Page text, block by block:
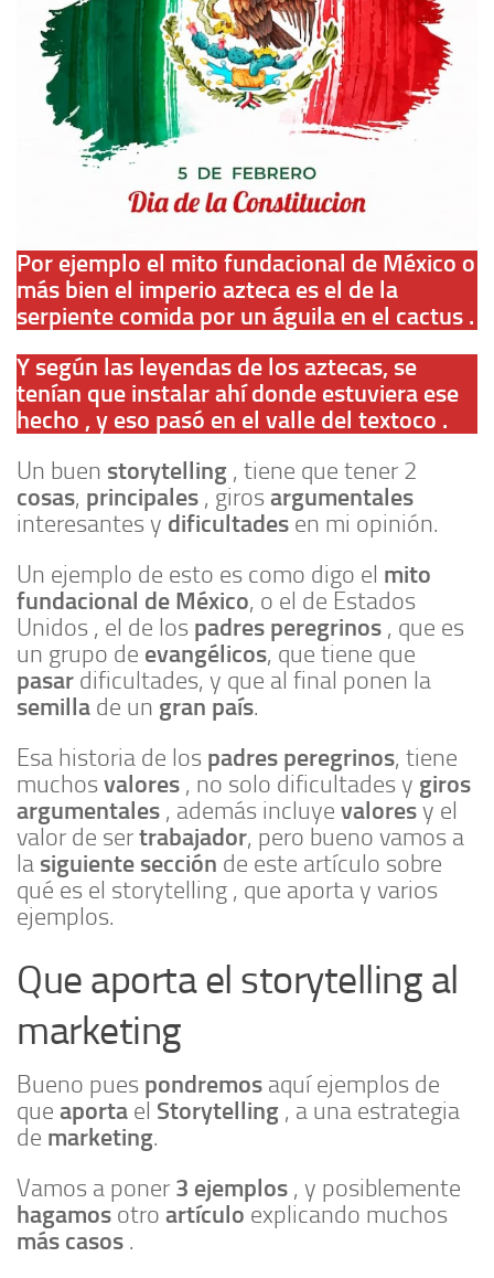
Por ejemplo el mito fundacional de México o
más bien el imperio azteca es el de la
serpiente comida por un águila en el cactus .
Y según las leyendas de los aztecas, se
tenían que instalar ahí donde estuviera ese
hecho , y eso pasó en el valle del textoco .
Un buen storytelling , tiene que tener 2
cosas, principales , girosargumentales
interesantes y dificultades en mi opinión.
Un ejemplo de esto es como digo el mito
fundacional de México, o el de Estados
Unidos , el de los padres peregrinos , que es
un grupo de evangélicos, que tiene que
pasar dificultades, y que al final ponen la
semilla de un gran país.
Esa historia de los padres peregrinos, tiene
muchosvalores , no solo dificultades y giros
argumentales , además incluye valoresy el
valor de sertrabajador, pero bueno vamos a
la siguiente sección de este artículo sobre
qué es el storytelling , que aporta y varios
ejemplos.
Que aporta el storytelling al
marketing
Bueno pues pondremos aquí ejemplos de
que aporta el Storytelling , a una estrategia
de marketing.
Vamos a poner 3 ejemplos , y posiblemente
hagamos otro artículo explicando muchos
más casos .